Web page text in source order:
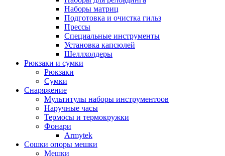
Наборы матриц
Подготовка и очистка гильз
Прессы
Специальные инструменты
Установка капсюлей
Шеллхолдеры
Рюкзаки и сумки
Рюкзаки
Сумки
Снаряжение
Мультитулы наборы инструментоов
Наручные часы
Термосы и термокружки
Фонари
Armytek
Сошки опоры мешки
Мешки